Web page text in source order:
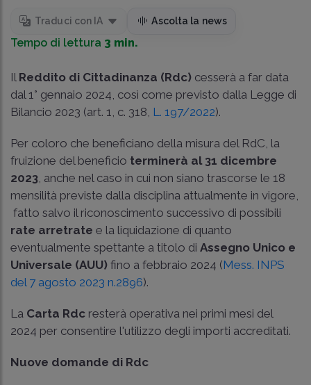
Traduci con IA Ascolta la news
Tempo di lettura 3 min.
Il Reddito di Cittadinanza (Rdc) cesserà a far data
dal 1° gennaio 2024, così come previsto dalla Legge di
Bilancio 2023 (art. 1, c. 318, L. 197/2022).
Per coloro che beneficiano della misura del RdC, la
fruizione del beneficio terminerà al 31 dicembre
2023 , anche nel caso in cui non siano trascorse le 18
mensilità previste dalla disciplina attualmente in vigore,
fatto salvo il riconoscimento successivo di possibili
rate arretrate e la liquidazione di quanto
eventualmente spettante a titolo di Assegno Unico e
Universale (AUU) fino a febbraio 2024 (Mess. INPS
del 7 agosto 2023 n.2896).
La Carta Rdc resterà operativa nei primi mesi del
2024 per consentire l'utilizzo degli importi accreditati.
Nuove domande di Rdc